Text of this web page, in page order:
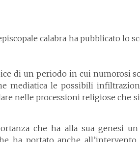
calabra ha pubblicato lo
di un periodo in cui numorosi
mediatica le possibili
nelle processioni religiose che
che ha alla sua genesi
ha portato anche